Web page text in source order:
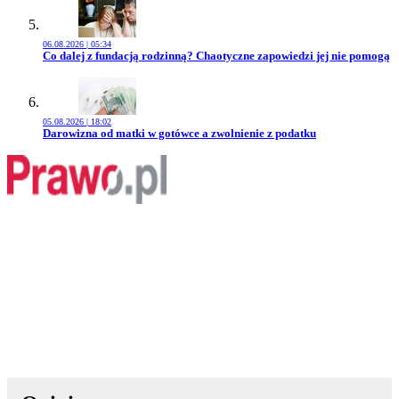
06.08.2026 | 05:34
Przejdź do artykułu:
Co dalej z fundacją rodzinną? Chaotyczne zapowiedzi jej nie pomogą
05.08.2026 | 18:02
Przejdź do artykułu:
Darowizna od matki w gotówce a zwolnienie z podatku